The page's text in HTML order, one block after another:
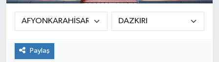
Paylaş